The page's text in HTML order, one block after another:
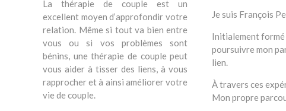
Je suis François
Initialement formé
poursuivre mon
lien.
À travers ces
Mon propre
La thérapie de couple est un
excellent moyen d’approfondir votre
relation. Même si tout va bien entre
vous ou si vos problèmes sont
bénins, une thérapie de couple peut
vous aider à tisser des liens, à vous
rapprocher et à ainsi améliorer votre
vie de couple.